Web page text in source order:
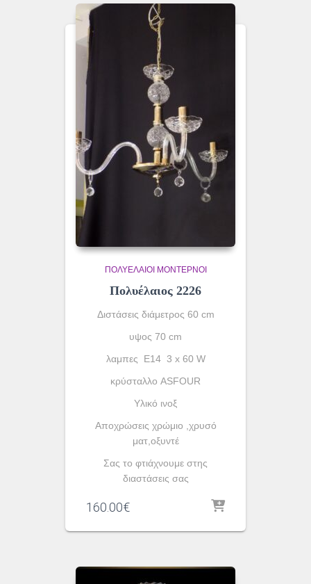
ΠΟΛΥΈΛΑΙΟΙ ΜΟΝΤΈΡΝΟΙ
Πολυέλαιος 2226
Διστάσεις διάμετρος 60 cm
υψος 70 cm
λαμπες Ε14 3 x 60 W
κρύσταλλο ASFOUR
Yλικό ινοξ
Αποχρώσεις χρώμιο ,χρυσό
ματ,οξυντέ
Σας το φτιάχνουμε στης
διαστάσεις σας
160.00€